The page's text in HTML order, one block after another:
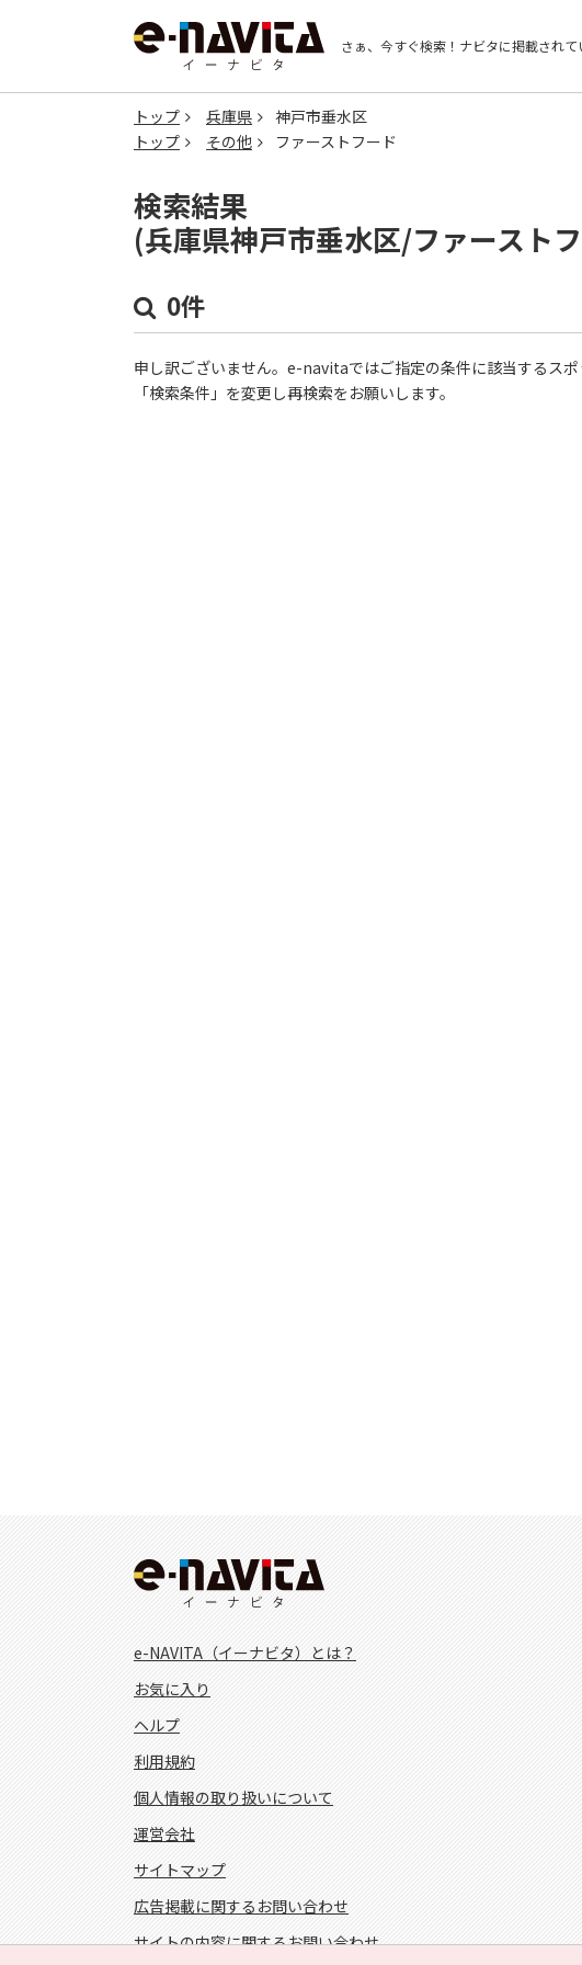
さぁ、今すぐ検索！ ナビタに掲載されて
トップ 兵庫県
神戸市垂水区
トップ
その他 ファーストフード
検索結果
(兵庫県神戸市垂水区/ファースト
0件
申し訳ございません。e-navitaではご指定の条件に該当するス
「検索条件」を変更し再検索をお願いします。
e-NAVITA（イーナビタ）とは？
お気に入り
ヘルプ
利用規約
個人情報の取り扱いについて
運営会社
サイトマップ
広告掲載に関するお問い合わせ
サイトの内容に関するお問い合わせ